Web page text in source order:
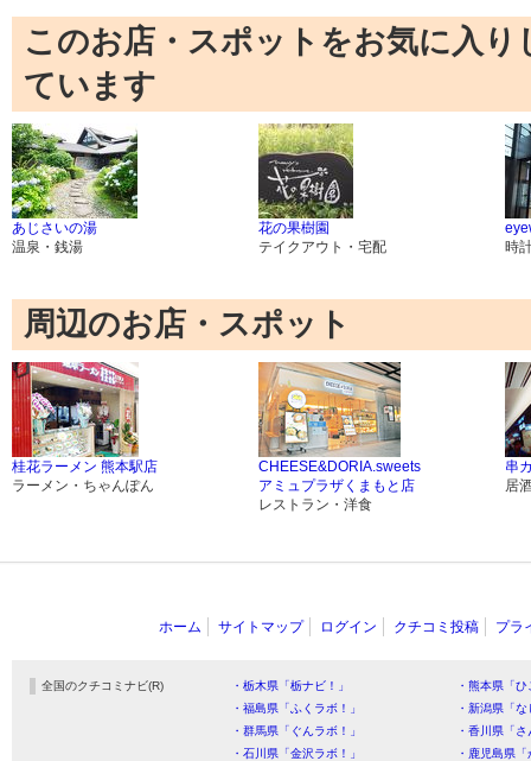
このお店・スポットをお気に入
ています
あじさいの湯
温泉・銭湯
花の果樹園
テイクアウト・宅配
時
周辺のお店・スポット
桂花ラーメン 熊本駅店
ラーメン・ちゃんぽん
CHEESE&DORIA.sweets
アミュプラザくまもと店
レストラン・洋食
串
居
ホーム サイトマップ ログイン クチコミ投稿 プラ
全国のクチコミナビ(R) ・栃木県「栃ナビ！」
・熊本県「
・福島県「ふくラボ！」
・新潟県「
・群馬県「ぐんラボ！」
・香川県「
・石川県「金沢ラボ！」
・鹿児島県